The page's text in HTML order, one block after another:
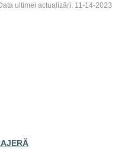
ultimei actualizări: 11-14-2023